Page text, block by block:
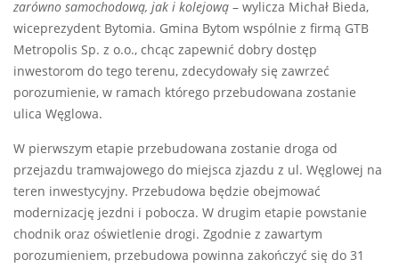
zarówno samochodową, jak i kolejową – wylicza Michał Bieda,
wiceprezydent Bytomia. Gmina Bytom wspólnie z firmą GTB
Metropolis Sp. z o.o., chcąc zapewnić dobry dostęp
inwestorom do tego terenu, zdecydowały się zawrzeć
porozumienie, w ramach którego przebudowana zostanie
ulica Węglowa.
W pierwszym etapie przebudowana zostanie droga od
przejazdu tramwajowego do miejsca zjazdu z ul. Węglowej na
teren inwestycyjny. Przebudowa będzie obejmować
modernizację jezdni i pobocza. W drugim etapie powstanie
chodnik oraz oświetlenie drogi. Zgodnie z zawartym
porozumieniem, przebudowa powinna zakończyć się do 31